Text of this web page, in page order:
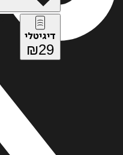
דיגיטלי
₪29